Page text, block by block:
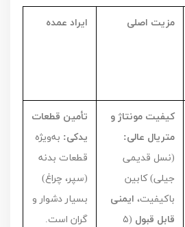
مزیت اصلی ایراد عمده
کیفیت مونتاژ و
متریال عالی:
(نسل قدیمی
جیلی) کابین
باکیفیت، ایمنی
قابل قبول (۵
تأمین قطعات
یدکی: به‌ویژه
قطعات بدنه
(سپر، چراغ)
بسیار دشوار و
گران است.